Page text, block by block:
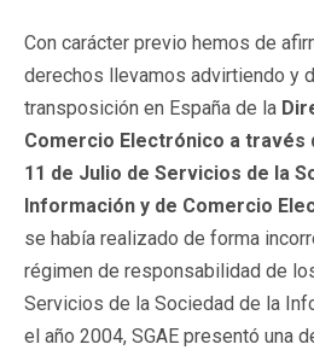
Con carácter previo hemos de
derechos llevamos advirtiendo y
transposición en España de la
Comercio Electrónico a través
11 de Julio de Servicios de la
Información y de Comercio
se había realizado de forma
régimen de responsabilidad de
Servicios de la Sociedad de la
el año 2004, SGAE presentó una